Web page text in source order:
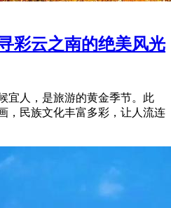
彩云之南的绝美风光
宜人，是旅游的黄金季节。此
，民族文化丰富多彩，让人流连